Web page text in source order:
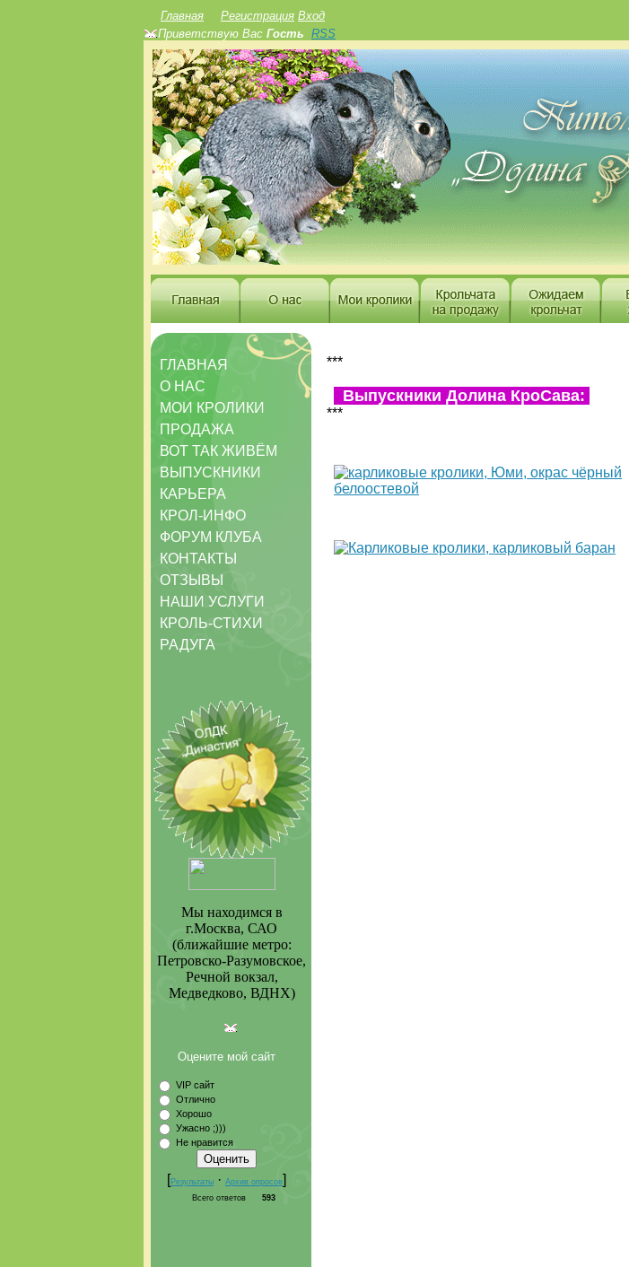
Главная Регистрация Вход
Приветствую Вас Гость RSS
ГЛАВНАЯ
О НАС
МОИ КРОЛИКИ
ПРОДАЖА
ВОТ ТАК ЖИВЁМ
ВЫПУСКНИКИ
КАРЬЕРА
КРОЛ-ИНФО
ФОРУМ КЛУБА
КОНТАКТЫ
ОТЗЫВЫ
НАШИ УСЛУГИ
КРОЛЬ-СТИХИ
РАДУГА
Мы находимся в
г.Москва, САО
(ближайшие метро:
Петровско-Разумовское,
Речной вокзал,
Медведково, ВДНХ)
Оцените мой сайт
VIP сайт
Отлично
Хорошо
Ужасно ;)))
Не нравится
[Результаты · Архив опросов]
Всего ответов 593
***
Выпускники Долина КроСава:
***